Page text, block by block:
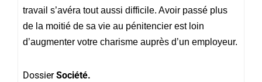
travail s’avéra tout aussi difficile. Avoir passé plus
de la moitié de sa vie au pénitencier est loin
d’augmenter votre charisme auprès d’un employeur.
DossierSociété.